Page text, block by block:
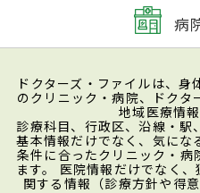
病
ドクターズ・ファイルは、
のクリニック・病院、ドクタ
地域医療情
診療科目、行政区、沿線・駅
基本情報だけでなく、気にな
条件に合ったクリニック・病
ます。 医院情報だけでなく
関する情報（診療方針や得